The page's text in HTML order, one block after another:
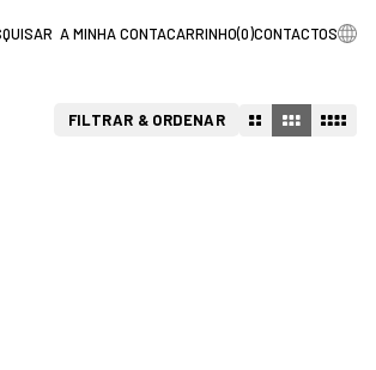
A MINHA CONTACARRINHO(0)CONTACTOS
FILTRAR & ORDENAR